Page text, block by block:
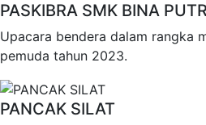
PASKIBRA SMK BINA
Upacara bendera dalam rangka
pemuda tahun 2023.
PANCAK SILAT